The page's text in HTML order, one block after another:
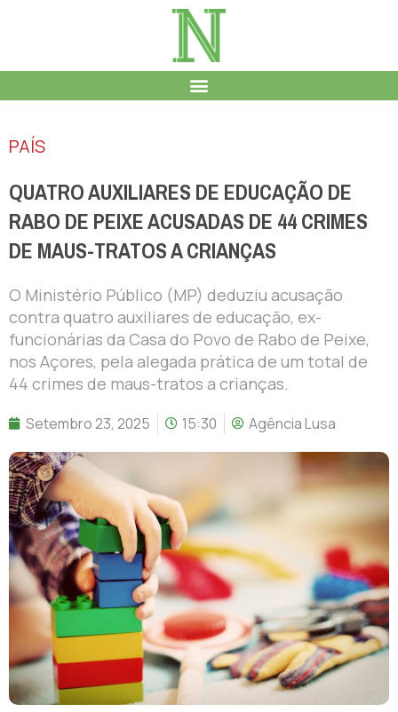
PAÍS
QUATRO AUXILIARES DE EDUCAÇÃO DE
RABO DE PEIXE ACUSADAS DE 44 CRIMES
DE MAUS-TRATOS A CRIANÇAS
O Ministério Público (MP) deduziu acusação
contra quatro auxiliares de educação, ex-
funcionárias da Casa do Povo de Rabo de Peixe,
nos Açores, pela alegada prática de um total de
44 crimes de maus-tratos a crianças.
Setembro 23, 2025 15:30 Agência Lusa